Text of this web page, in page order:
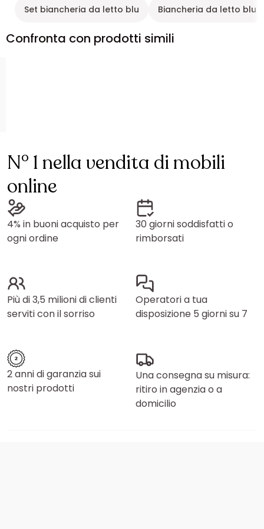
Set biancheria da letto blu Biancheria da letto blu
Confronta con prodotti simili
N° 1 nella vendita di mobili
online
4% in buoni acquisto per
ogni ordine
30 giorni soddisfatti o
rimborsati
Più di 3,5 milioni di clienti
serviti con il sorriso
Operatori a tua
disposizione 5 giorni su 7
2 anni di garanzia sui
nostri prodotti
Una consegna su misura:
ritiro in agenzia o a
domicilio